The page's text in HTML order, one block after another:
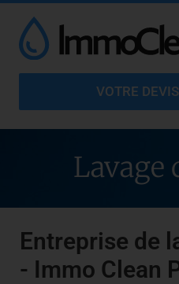
VOTRE
Lavage
Entreprise de
- Immo Clean